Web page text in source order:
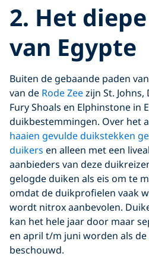
2. Het
van Egypte
Buiten de gebaande paden
van de Rode Zeezijn St.
Fury Shoals en Elphinstone in
duikbestemmingen. Over het
haaien gevulde duikstekken
duikers en alleen met een
aanbieders van deze
gelogde duiken als eis om te
omdat de duikprofielen vaak
wordt nitrox aanbevolen.
kan het hele jaar door maar
en april t/m juni worden als
beschouwd.